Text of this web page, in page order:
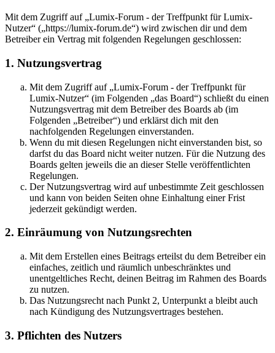
Mit dem Zugriff auf „Lumix-Forum - der Treffpunkt für Lumix-
Nutzer“ („https://lumix-forum.de“) wird zwischen dir und dem
Betreiber ein Vertrag mit folgenden Regelungen geschlossen:
1. Nutzungsvertrag
Mit dem Zugriff auf „Lumix-Forum - der Treffpunkt für
Lumix-Nutzer“ (im Folgenden „das Board“) schließt du einen
Nutzungsvertrag mit dem Betreiber des Boards ab (im
Folgenden „Betreiber“) und erklärst dich mit den
nachfolgenden Regelungen einverstanden.
Wenn du mit diesen Regelungen nicht einverstanden bist, so
darfst du das Board nicht weiter nutzen. Für die Nutzung des
Boards gelten jeweils die an dieser Stelle veröffentlichten
Regelungen.
Der Nutzungsvertrag wird auf unbestimmte Zeit geschlossen
und kann von beiden Seiten ohne Einhaltung einer Frist
jederzeit gekündigt werden.
2. Einräumung von Nutzungsrechten
Mit dem Erstellen eines Beitrags erteilst du dem Betreiber ein
einfaches, zeitlich und räumlich unbeschränktes und
unentgeltliches Recht, deinen Beitrag im Rahmen des Boards
zu nutzen.
Das Nutzungsrecht nach Punkt 2, Unterpunkt a bleibt auch
nach Kündigung des Nutzungsvertrages bestehen.
3. Pflichten des Nutzers